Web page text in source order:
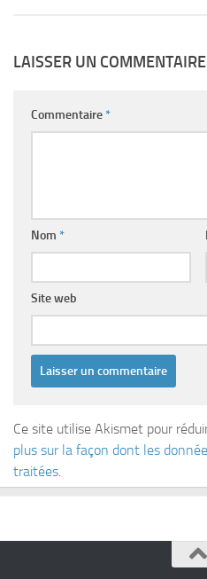
LAISSER UN COMMENTAIRE
Commentaire*
Nom *
Site web
Ce site utilise Akismet pour
plus sur la façon dont les
traitées.